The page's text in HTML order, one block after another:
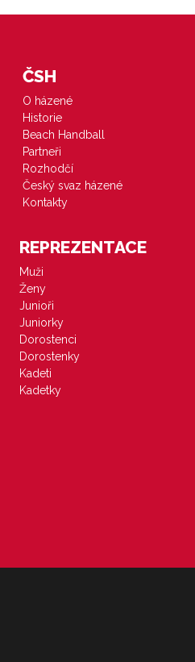
ČSH
O házené
Historie
Beach Handball
Partneři
Rozhodčí
Český svaz házené
Kontakty
REPREZENTACE
Muži
Ženy
Junioři
Juniorky
Dorostenci
Dorostenky
Kadeti
Kadetky